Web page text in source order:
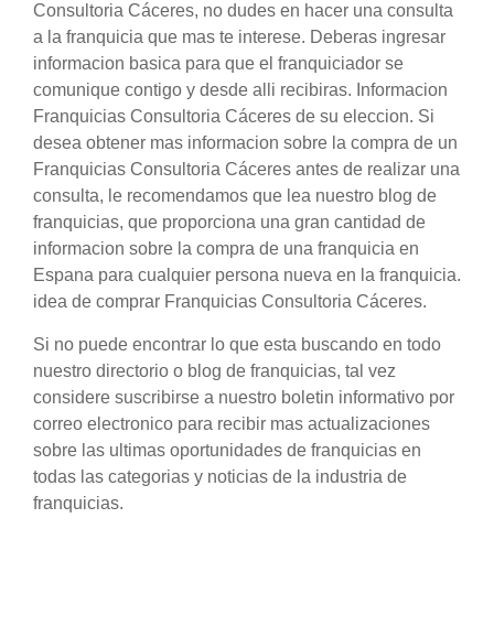
Consultoria Cáceres, no dudes en hacer una consulta
a la franquicia que mas te interese. Deberas ingresar
informacion basica para que el franquiciador se
comunique contigo y desde alli recibiras. Informacion
Franquicias Consultoria Cáceres de su eleccion. Si
desea obtener mas informacion sobre la compra de un
Franquicias Consultoria Cáceres antes de realizar una
consulta, le recomendamos que lea nuestro blog de
franquicias, que proporciona una gran cantidad de
informacion sobre la compra de una franquicia en
Espana para cualquier persona nueva en la franquicia.
idea de comprar Franquicias Consultoria Cáceres.
Si no puede encontrar lo que esta buscando en todo
nuestro directorio o blog de franquicias, tal vez
considere suscribirse a nuestro boletin informativo por
correo electronico para recibir mas actualizaciones
sobre las ultimas oportunidades de franquicias en
todas las categorias y noticias de la industria de
franquicias.